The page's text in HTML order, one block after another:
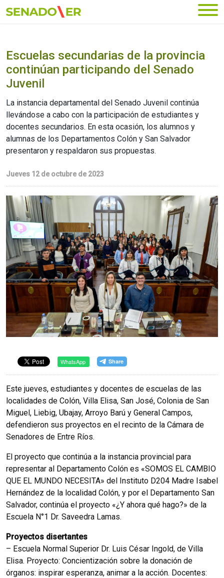
Ir al menú principal
Escuelas secundarias de la provincia
continúan participando del Senado
Juvenil
La instancia departamental del Senado Juvenil continúa
llevándose a cabo con la participación de estudiantes y
docentes secundarios. En esta ocasión, los alumnos y
alumnas de los Departamentos Colón y San Salvador
presentaron y respaldaron sus propuestas.
Jueves 12 de octubre de 2023
WhatsApp
Este jueves, estudiantes y docentes de escuelas de las
localidades de Colón, Villa Elisa, San José, Colonia de San
Miguel, Liebig, Ubajay, Arroyo Barú y General Campos,
defendieron sus proyectos en el recinto de la Cámara de
Senadores de Entre Ríos.
El proyecto que continúa a la instancia provincial para
representar al Departamento Colón es «SOMOS EL CAMBIO
QUE EL MUNDO NECESITA» del Instituto D204 Madre Isabel
Hernández de la localidad Colón, y por el Departamento San
Salvador, continúa el proyecto «¿Y ahora qué hago?» de la
Escuela N°1 Dr. Saveedra Lamas.
Proyectos disertantes
– Escuela Normal Superior Dr. Luis César Ingold, de Villa
Elisa. Proyecto: Concientización sobre la donación de
órganos: inspirar esperanza, animar a la acción. Docentes: